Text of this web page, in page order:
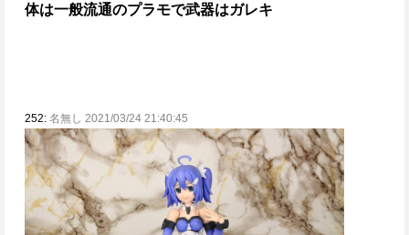
体は一般流通のプラモで武器はガレキ
252: 名無し 2021/03/24 21:40:45